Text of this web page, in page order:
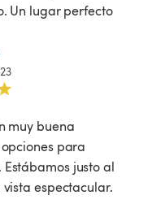
Un lugar perfecto
muy buena
para
justo al
espectacular.